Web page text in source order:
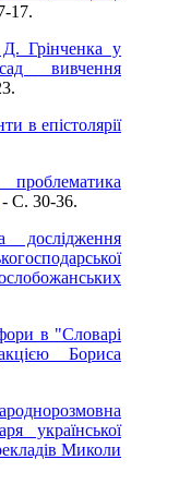
17.
Грінченка у
вивчення
в епістолярії
- C. 30-36.
дослідження
в "Словарі
Бориса
української
Миколи